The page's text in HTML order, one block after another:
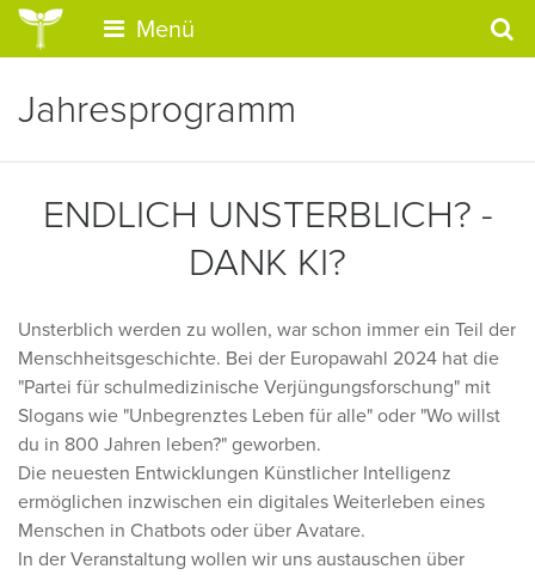
Menü
Jahresprogramm
ENDLICH UNSTERBLICH? -
DANK KI?
Unsterblich werden zu wollen, war schon immer ein Teil der
Menschheitsgeschichte. Bei der Europawahl 2024 hat die
"Partei für schulmedizinische Verjüngungsforschung" mit
Slogans wie "Unbegrenztes Leben für alle" oder "Wo willst
du in 800 Jahren leben?" geworben.
Die neuesten Entwicklungen Künstlicher Intelligenz
ermöglichen inzwischen ein digitales Weiterleben eines
Menschen in Chatbots oder über Avatare.
In der Veranstaltung wollen wir uns austauschen über